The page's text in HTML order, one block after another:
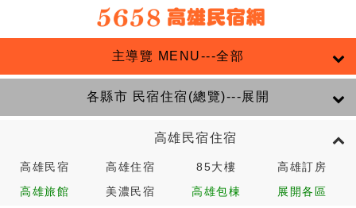
主導覽 MENU---全部
各縣市 民宿住宿(總覽)---展開
高雄民宿住宿
高雄民宿 高雄住宿 85大樓 高雄訂房
高雄旅館 美濃民宿 高雄包棟 展開各區